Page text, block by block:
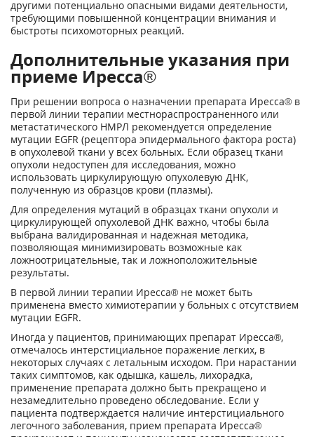
другими потенциально опасными видами деятельности,
требующими повышенной концентрации внимания и
быстроты психомоторных реакций.
Дополнительные указания при
приеме Иресса®
При решении вопроса о назначении препарата Иресса® в
первой линии терапии местнораспространенного или
метастатического НМРЛ рекомендуется определение
мутации EGFR (рецептора эпидермального фактора роста)
в опухолевой ткани у всех больных. Если образец ткани
опухоли недоступен для исследования, можно
использовать циркулирующую опухолевую ДНК,
полученную из образцов крови (плазмы).
Для определения мутаций в образцах ткани опухоли и
циркулирующей опухолевой ДНК важно, чтобы была
выбрана валидированная и надежная методика,
позволяющая минимизировать возможные как
ложноотрицательные, так и ложноположительные
результаты.
В первой линии терапии Иресса® не может быть
применена вместо химиотерапии у больных с отсутствием
мутации EGFR.
Иногда у пациентов, принимающих препарат Иресса®,
отмечалось интерстициальное поражение легких, в
некоторых случаях с летальным исходом. При нарастании
таких симптомов, как одышка, кашель, лихорадка,
применение препарата должно быть прекращено и
незамедлительно проведено обследование. Если у
пациента подтверждается наличие интерстициального
легочного заболевания, прием препарата Иресса®